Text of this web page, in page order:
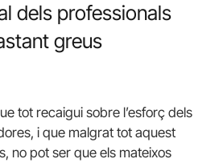
dels professionals
greus
tot recaigui sobre l’esforç dels
i que malgrat tot aquest
no pot ser que els mateixos